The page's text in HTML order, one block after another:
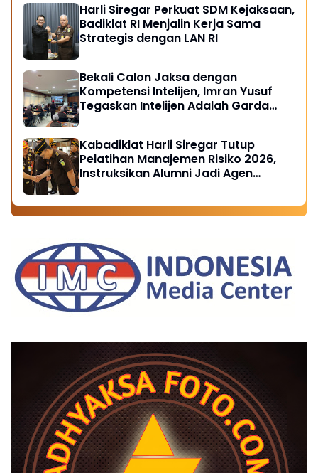
Harli Siregar Perkuat SDM Kejaksaan,
Badiklat RI Menjalin Kerja Sama
Strategis dengan LAN RI
Bekali Calon Jaksa dengan
Kompetensi Intelijen, Imran Yusuf
Tegaskan Intelijen Adalah Garda
Kabadiklat Harli Siregar Tutup
Pelatihan Manajemen Risiko 2026,
Instruksikan Alumni Jadi Agen
Kejaksaan